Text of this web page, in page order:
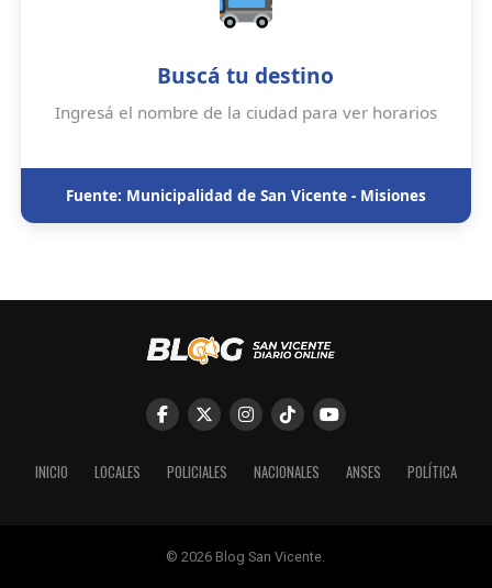
Buscá tu destino
Ingresá el nombre de la ciudad para ver horarios
Fuente: Municipalidad de San Vicente - Misiones
INICIO LOCALES POLICIALES NACIONALES ANSES POLÍTICA
© 2026 Blog San Vicente.